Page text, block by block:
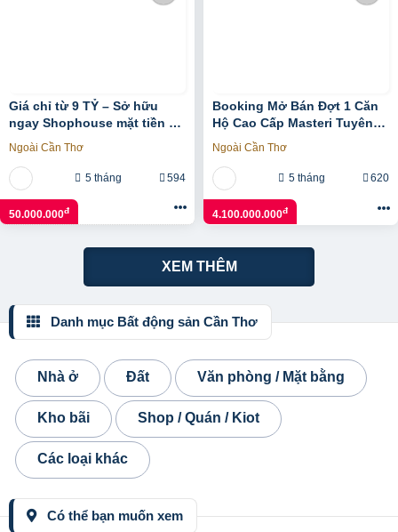
Giá chỉ từ 9 TỶ – Sở hữu
ngay Shophouse mặt tiền Tô
Ngọc Vân, ngay vành đai 2
Ngoài Cần Thơ
5 tháng 594
50.000.000đ
Booking Mở Bán Đợt 1 Căn
Hộ Cao Cấp Masteri Tuyên
Sơn Đà Nẵng Chiết Khấu
Khủng Lên Đến 19%
Ngoài Cần Thơ
5 tháng 620
4.100.000.000đ
XEM THÊM
Danh mục Bất động sản Cần Thơ
Nhà ở Đất Văn phòng / Mặt bằng
Kho bãi Shop / Quán / Kiot
Các loại khác
Có thể bạn muốn xem